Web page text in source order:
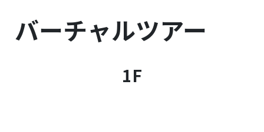
バーチャルツアー
1F